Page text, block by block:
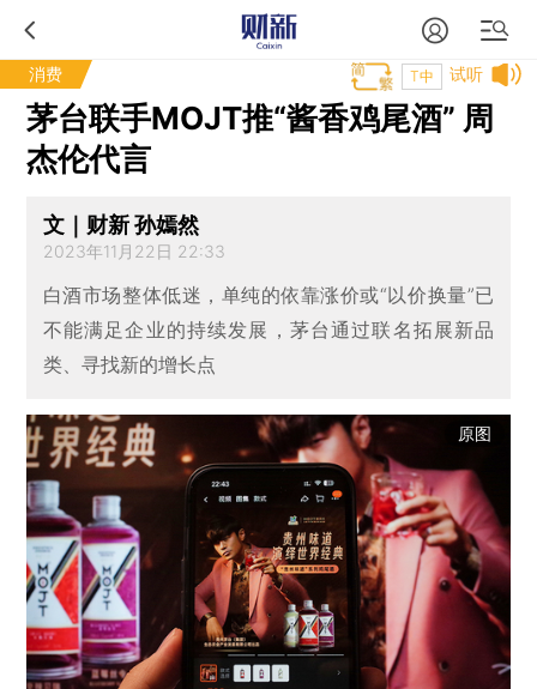
消费 试听
T中
茅台联手MOJT推“酱香鸡尾酒” 周
杰伦代言
文｜财新 孙嫣然
2023年11月22日 22:33
白酒市场整体低迷，单纯的依靠涨价或“以价换量”已
不能满足企业的持续发展，茅台通过联名拓展新品
类、寻找新的增长点
原图